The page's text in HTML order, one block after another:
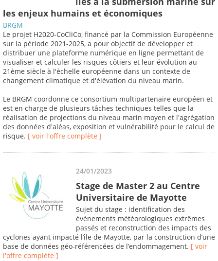
les enjeux humains et économiques
BRGM
Le projet H2020-CoCliCo, financé par la Commission Européenne
sur la période 2021-2025, a pour objectif de développer et
distribuer une plateforme numérique en ligne permettant de
visualiser et calculer les risques côtiers et leur évolution au
21ème siècle à l'échelle européenne dans un contexte de
changement climatique et d'élévation du niveau marin.
Le BRGM coordonne ce consortium multipartenaire européen et
est en charge de plusieurs tâches techniques telles que la
réalisation de projections du niveau marin moyen et l'agrégation
des données d'aléas, exposition et vulnérabilité pour le calcul de
risque. [ voir l'offre complète ]
24/01/2023
Stage de Master 2 au Centre
Universitaire de Mayotte
Sujet du stage : identification des
événements météorologiques extrêmes
passés et reconstruction des impacts des
cyclones ayant impacté l’île de Mayotte, par la construction d’une
base de données géo‐référencées de l’endommagement. [ voir
l'offre complète ]